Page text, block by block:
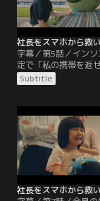
グの新社長を演じる
ンソンは…。
字幕／第5話／イン
定で「私の携帯を返
連絡を受け、スマホ
本当にソンジュなの
非通知の相手を逆探
い、インソンはソン
らすことに。一方、
を知りたいセヨンは
されて、インソンか
ように言われ…。
Subtitle